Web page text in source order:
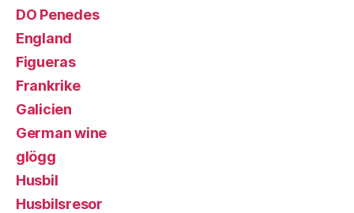
DO Penedes
England
Figueras
Frankrike
Galicien
German wine
glögg
Husbil
Husbilsresor